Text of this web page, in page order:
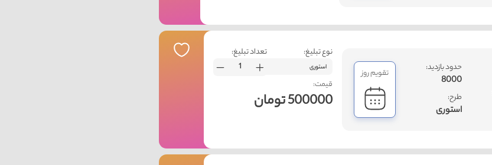
نوع تبلیغ:
استوری
تعداد تبلیغ:
قیمت:
500000 تومان
حدود بازدید:
8000
طرح:
استوری
تقویم روز